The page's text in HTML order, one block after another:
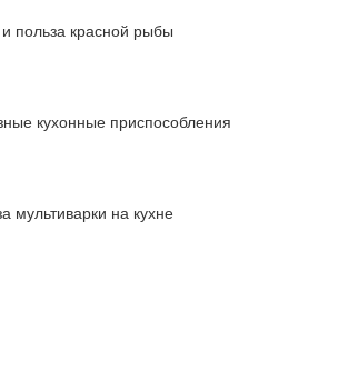
польза красной рыбы
кухонные приспособления
мультиварки на кухне